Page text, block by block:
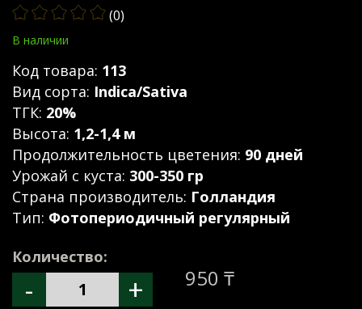
(0)
В наличии
Код товара: 113
Вид сорта: Indica/Sativa
ТГК: 20%
Высота: 1,2-1,4 м
Продолжительность цветения: 90 дней
Урожай с куста: 300-350 гр
Страна производитель: Голландия
Тип: Фотопериодичный регулярный
Количество:
- + 950 ₸